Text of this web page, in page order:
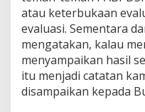
atau keterbukaan
evaluasi. Sementara
mengatakan, kalau
menyampaikan hasil
itu menjadi catatan
disampaikan kepada